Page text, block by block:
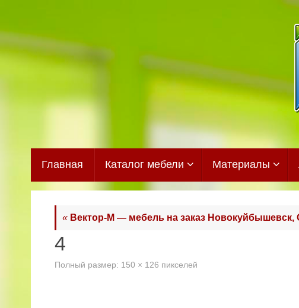
содержимому
Главная Каталог мебели Материалы
« Вектор-М — мебель на заказ Новокуйбышевск,
4
Полный размер: 150 × 126 пикселей